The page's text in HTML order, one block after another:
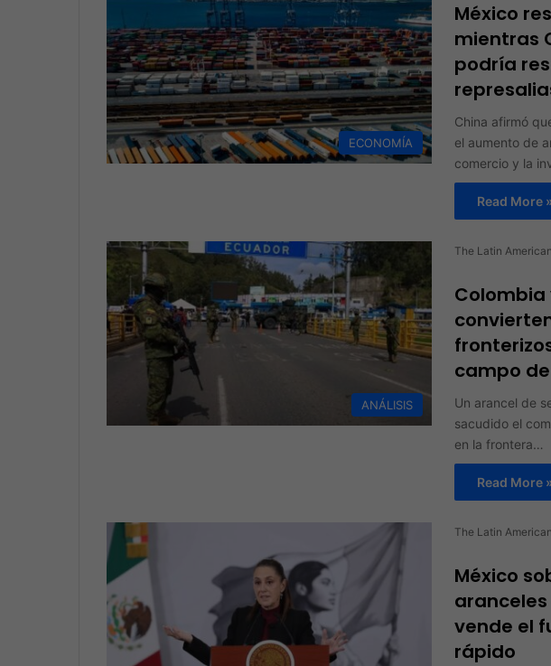
ECONOMÍA
México
mientras
podría
China afirmó
el aumento de
comercio y la
Read More
ANÁLISIS
The Latin
Colombia
campo
Un arancel de
sacudido el
en la frontera…
Read More
The Latin
México
vende el
rápido